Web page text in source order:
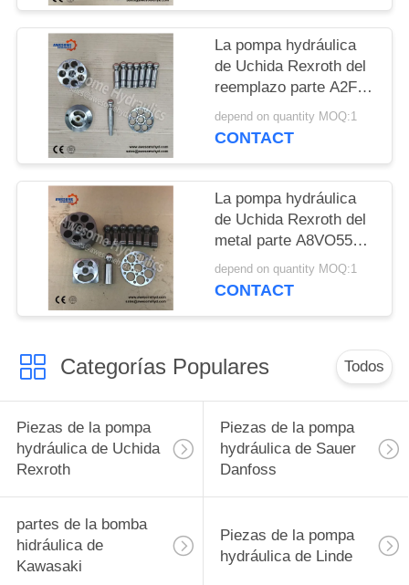
A2FE160
La pompa hydráulica
de Uchida Rexroth del
reemplazo parte A2F5
A2F12 A2F23 A2F28
A2F55 A2F80 A2F107
depend on quantity MOQ:1
CONTACT
La pompa hydráulica
de Uchida Rexroth del
metal parte A8VO55
A8VO80 A8VO107
A8VO120 A8VO140
depend on quantity MOQ:1
CONTACT
Categorías Populares Todos
Piezas de la pompa
hydráulica de Uchida
Rexroth
Piezas de la pompa
hydráulica de Sauer
Danfoss
partes de la bomba
hidráulica de
Kawasaki
Piezas de la pompa
hydráulica de Linde